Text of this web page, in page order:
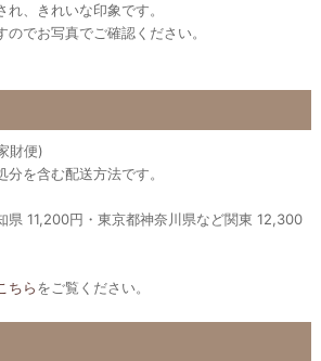
、きれいな印象です。
でお写真でご確認ください。
財便)
を含む配送方法です。
県 11,200円・東京都神奈川県など関東 12,300
ちらをご覧ください。